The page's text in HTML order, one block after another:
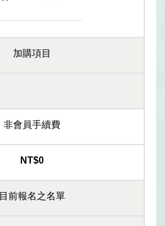
加購項目
非會員手續費
NT$0
目前報名之名單